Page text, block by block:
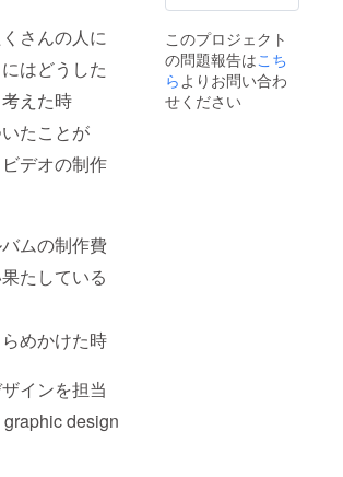
さんの人に
はどうした
えた時
たことが
デオの制作
ムの制作費
たしている
めかけた時
インを担当
design
このプロジェクト
の問題報告はこち
らよりお問い合わ
せください